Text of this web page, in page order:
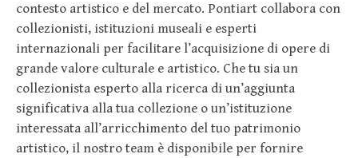
contesto artistico e del mercato. Pontiart collabora con
collezionisti, istituzioni museali e esperti
internazionali per facilitare l’acquisizione di opere di
grande valore culturale e artistico. Che tu sia un
collezionista esperto alla ricerca di un’aggiunta
significativa alla tua collezione o un’istituzione
interessata all’arricchimento del tuo patrimonio
artistico, il nostro team è disponibile per fornire